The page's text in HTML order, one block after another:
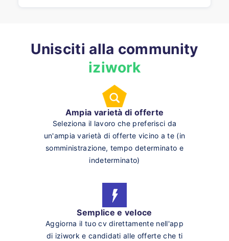
Unisciti alla community
iziwork
Ampia varietà di offerte
Seleziona il lavoro che preferisci da
un'ampia varietà di offerte vicino a te (in
somministrazione, tempo determinato e
indeterminato)
Semplice e veloce
Aggiorna il tuo cv direttamente nell'app
di iziwork e candidati alle offerte che ti